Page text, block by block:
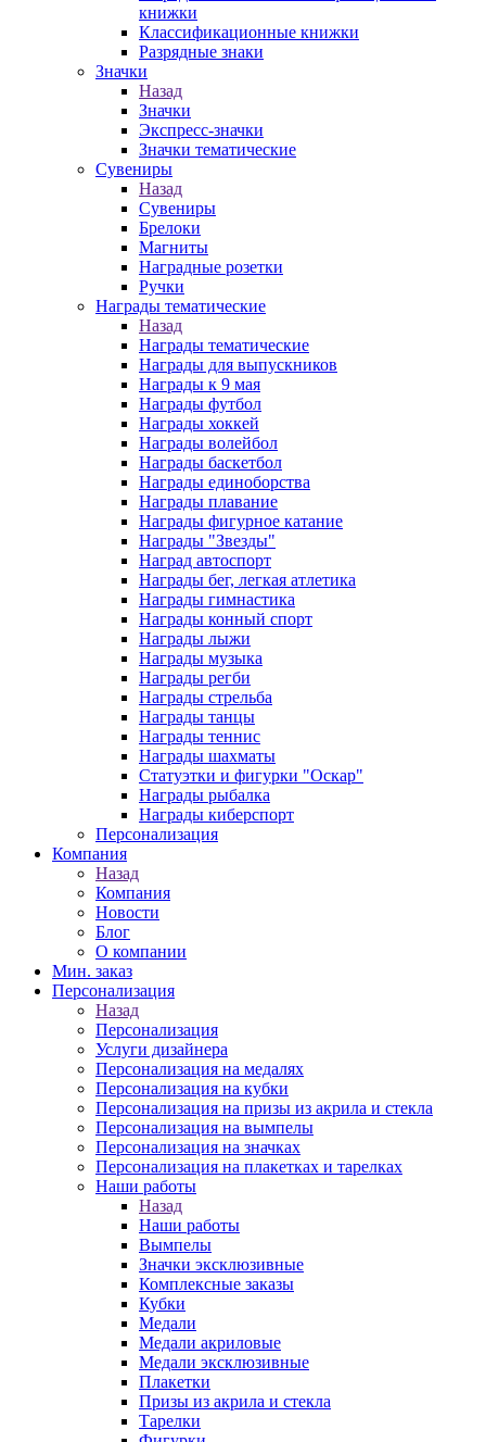
книжки
Классификационные книжки
Разрядные знаки
Значки
Назад
Значки
Экспресс-значки
Значки тематические
Сувениры
Назад
Сувениры
Брелоки
Магниты
Наградные розетки
Ручки
Награды тематические
Назад
Награды тематические
Награды для выпускников
Награды к 9 мая
Награды футбол
Награды хоккей
Награды волейбол
Награды баскетбол
Награды единоборства
Награды плавание
Награды фигурное катание
Награды "Звезды"
Наград автоспорт
Награды бег, легкая атлетика
Награды гимнастика
Награды конный спорт
Награды лыжи
Награды музыка
Награды регби
Награды стрельба
Награды танцы
Награды теннис
Награды шахматы
Статуэтки и фигурки "Оскар"
Награды рыбалка
Награды киберспорт
Персонализация
Компания
Назад
Компания
Новости
Блог
О компании
Мин. заказ
Персонализация
Назад
Персонализация
Услуги дизайнера
Персонализация на медалях
Персонализация на кубки
Персонализация на призы из акрила и стекла
Персонализация на вымпелы
Персонализация на значках
Персонализация на плакетках и тарелках
Наши работы
Назад
Наши работы
Вымпелы
Значки эксклюзивные
Комплексные заказы
Кубки
Медали
Медали акриловые
Медали эксклюзивные
Плакетки
Призы из акрила и стекла
Тарелки